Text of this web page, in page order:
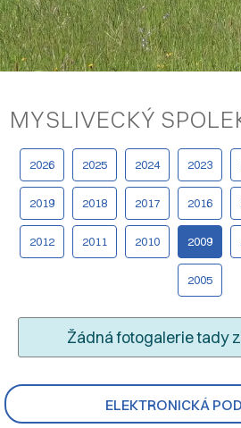
ELEKTRONICKÁ
MYSLIVECKÝ
2026 2025 2024 2023
2019 2018 2017 2016
2012 2011 2010 2009
2005
Žádná fotogalerie tady